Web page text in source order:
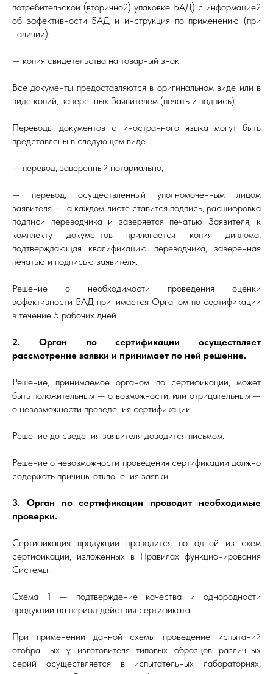
потребительской (вторичной) упаковке БАД) с информацией
об эффективности БАД и инструкция по применению (при
наличии);
— копия свидетельства на товарный знак.
Все документы предоставляются в оригинальном виде или в
виде копий, заверенных Заявителем (печать и подпись).
Переводы документов с иностранного языка могут быть
представлены в следующем виде:
— перевод, заверенный нотариально,
— перевод, осуществленный уполномоченным лицом
заявителя – на каждом листе ставится подпись, расшифровка
подписи переводчика и заверяется печатью Заявителя; к
комплекту документов прилагается копия диплома,
подтверждающая квалификацию переводчика, заверенная
печатью и подписью заявителя.
Решение о необходимости проведения оценки
эффективности БАД принимается Органом по сертификации
в течение 5 рабочих дней.
2. Орган по сертификации осуществляет
рассмотрение заявки и принимает по ней решение.
Решение, принимаемое органом по сертификации, может
быть положительным — о возможности, или отрицательным —
о невозможности проведения сертификации.
Решение до сведения заявителя доводится письмом.
Решение о невозможности проведения сертификации должно
содержать причины отклонения заявки.
3. Орган по сертификации проводит необходимые
проверки.
Сертификация продукции проводится по одной из схем
сертификации, изложенных в Правилах функционирования
Системы.
Схема 1 — подтверждение качества и однородности
продукции на период действия сертификата.
При применении данной схемы проведение испытаний
отобранных у изготовителя типовых образцов различных
серий осуществляется в испытательных лабораториях,